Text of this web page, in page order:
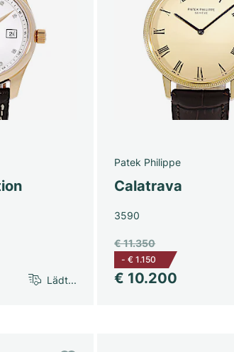
Lädt...
Patek Philippe
Calatrava
3590
€ 10.200
€ 11.350
- € 1.150